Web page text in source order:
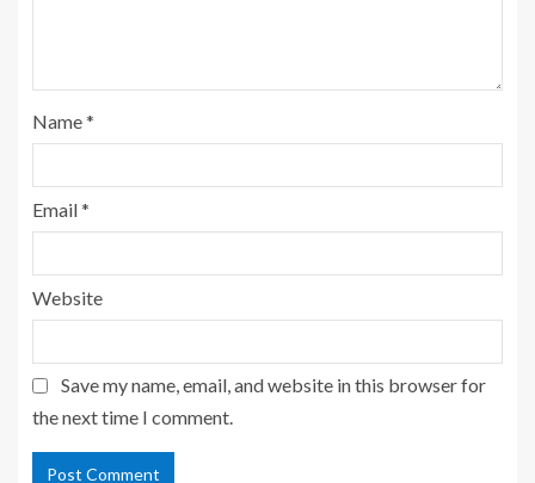
Name*
Email*
Website
Save my name, email, and website in this browser for
the next time I comment.